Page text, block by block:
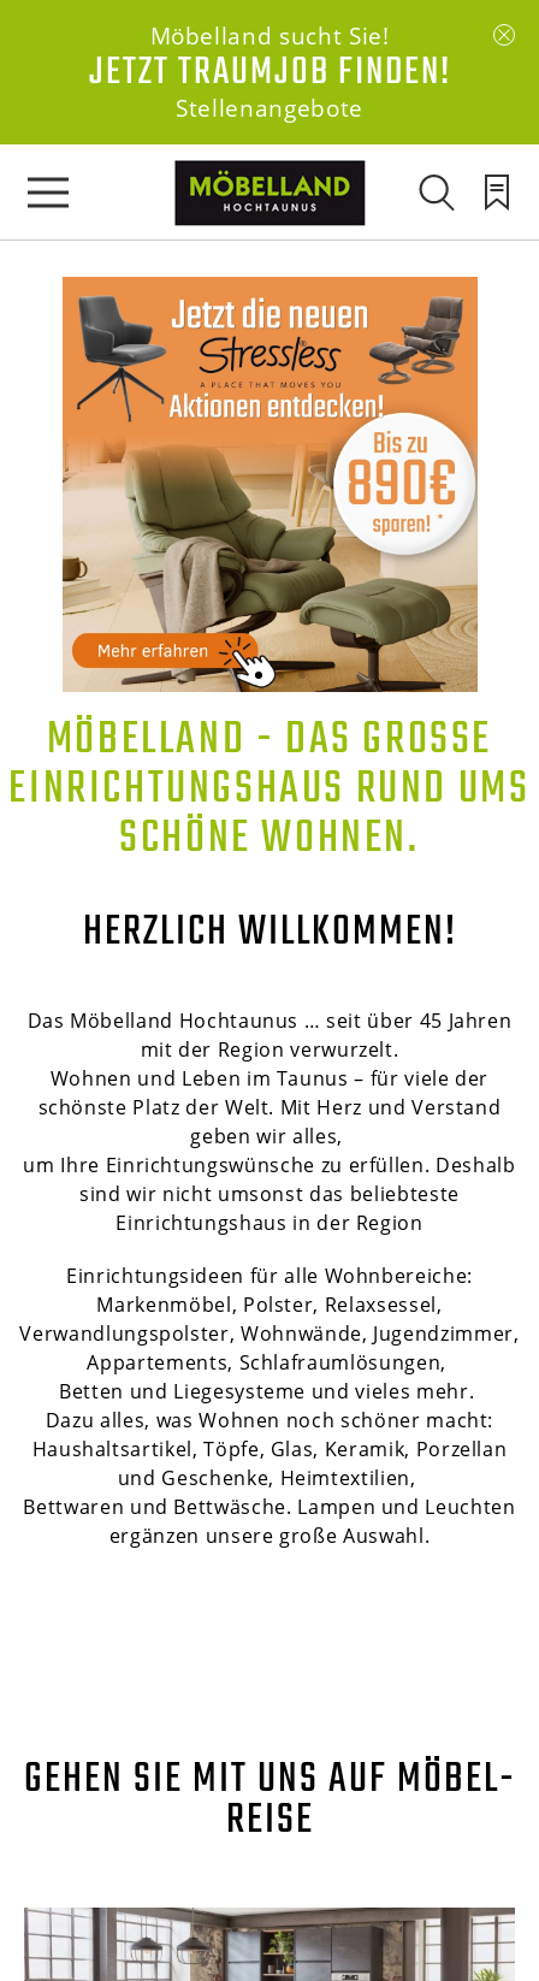
Möbelland sucht Sie!
JETZT TRAUMJOB FINDEN!
Stellenangebote
MÖBELLAND - DAS GROSSE E
INRICHTUNGSHAUS RUND UMS S
CHÖNE WOHNEN.
HERZLICH WILLKOMMEN!
Das Möbelland Hochtaunus … seit über 45 Jahren
mit der Region verwurzelt.
Wohnen und Leben im Taunus – für viele der
schönste Platz der Welt. Mit Herz und Verstand
geben wir alles,
um Ihre Einrichtungswünsche zu erfüllen. Deshalb
sind wir nicht umsonst das beliebteste
Einrichtungshaus in der Region
Einrichtungsideen für alle Wohnbereiche:
Markenmöbel, Polster, Relaxsessel,
Verwandlungspolster, Wohnwände, Jugendzimmer,
Appartements, Schlafraumlösungen,
Betten und Liegesysteme und vieles mehr.
Dazu alles, was Wohnen noch schöner macht:
Haushaltsartikel, Töpfe, Glas, Keramik, Porzellan
und Geschenke, Heimtextilien,
Bettwaren und Bettwäsche. Lampen und Leuchten
ergänzen unsere große Auswahl.
GEHEN SIE MIT UNS AUF MÖBEL-
REISE